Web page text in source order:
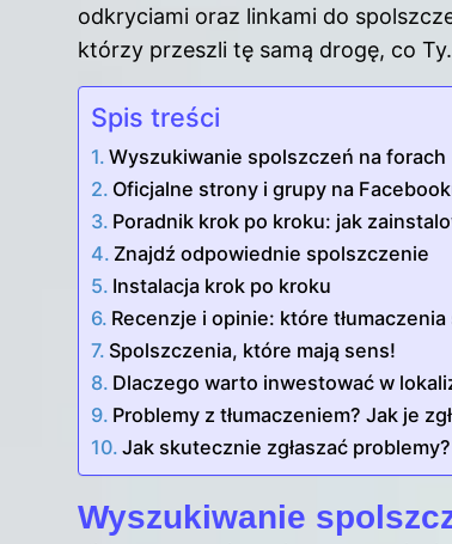
odkryciami oraz linkami do
którzy przeszli tę samą drogę, co Ty.
Spis treści
Wyszukiwanie spolszczeń na forach
Oficjalne strony i grupy na
Poradnik krok po kroku: jak
Znajdź odpowiednie spolszczenie
Instalacja krok po kroku
Recenzje i opinie: które
Spolszczenia, które mają sens!
Dlaczego warto inwestować w
Problemy z tłumaczeniem? Jak je
Jak skutecznie zgłaszać problemy?
Wyszukiwanie